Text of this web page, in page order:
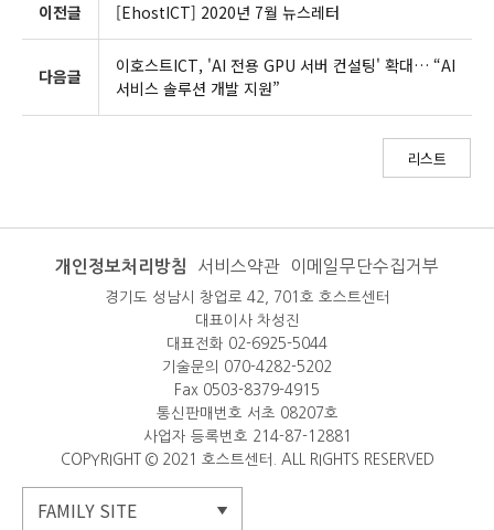
이전글 [EhostICT] 2020년 7월 뉴스레터
다음글
이호스트ICT, 'AI 전용 GPU 서버 컨설팅' 확대… “AI
서비스 솔루션 개발 지원”
리스트
개인정보처리방침 서비스약관 이메일무단수집거부
경기도 성남시 창업로 42, 701호 호스트센터
대표이사 차성진
대표전화 02-6925-5044
기술문의 070-4282-5202
Fax 0503-8379-4915
통신판매번호 서초 08207호
사업자 등록번호 214-87-12881
COPYRIGHT © 2021 호스트센터. ALL RIGHTS RESERVED
FAMILY SITE